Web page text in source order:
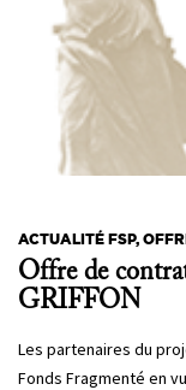
ACTUALITÉ FSP,
Offre de
GRIFFON
Les partenaires du
Fonds Fragmenté en